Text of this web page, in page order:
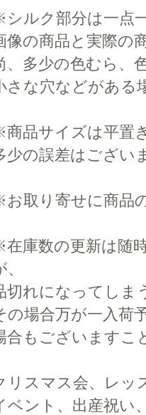
ルク部分は一点
像の商品と実際の
、多少の色むら、
さな穴などがある
品サイズは平置
少の誤差はござい
取り寄せに商品
庫数の更新は随
、
切れになってしま
の場合万が一入荷
合もございますこ
リスマス会、レッ
ベント、出産祝い